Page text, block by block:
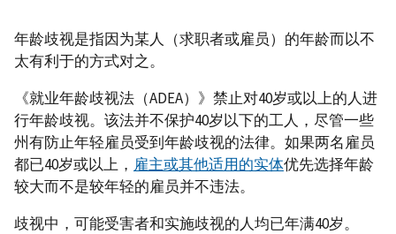
年龄歧视是指因为某人（求职者或雇员）的年龄而以不
太有利于的方式对之。
《就业年龄歧视法（ADEA）》禁止对40岁或以上的人进
行年龄歧视。该法并不保护40岁以下的工人，尽管一些
州有防止年轻雇员受到年龄歧视的法律。如果两名雇员
都已40岁或以上， 雇主或其他适用的实体优先选择年龄
较大而不是较年轻的雇员并不违法。
歧视中，可能受害者和实施歧视的人均已年满40岁。